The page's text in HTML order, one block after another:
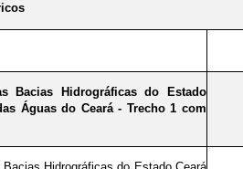
Bacias Hidrográficas do Estado
Águas do Ceará - Trecho 1 com